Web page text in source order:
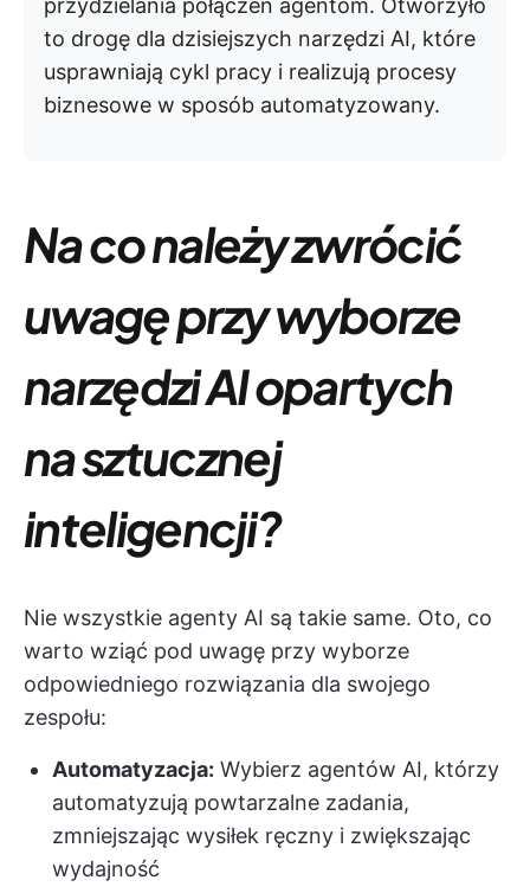
przydzielania połączeń agentom. Otworzyło
to drogę dla dzisiejszych narzędzi AI, które
usprawniają cykl pracy i realizują procesy
biznesowe w sposób automatyzowany.
Na co należy zwrócić
uwagę przy wyborze
narzędzi AI opartych
na sztucznej
inteligencji?
Nie wszystkie agenty AI są takie same. Oto, co
warto wziąć pod uwagę przy wyborze
odpowiedniego rozwiązania dla swojego
zespołu:
Automatyzacja: Wybierz agentów AI, którzy
automatyzują powtarzalne zadania,
zmniejszając wysiłek ręczny i zwiększając
wydajność